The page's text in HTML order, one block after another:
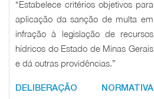
“Estabelece critérios objetivos para
aplicação da sanção de multa em
infração à legislação de recursos
hídricos do Estado de Minas Gerais
e dá outras providências.”
DELIBERAÇÃO NORMATIVA